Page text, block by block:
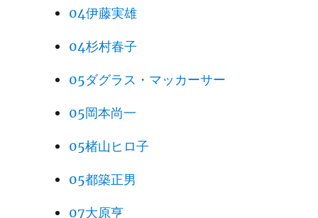
04伊藤実雄
04杉村春子
05ダグラス・マッカーサー
05岡本尚一
05楮山ヒロ子
05都築正男
07大原亨